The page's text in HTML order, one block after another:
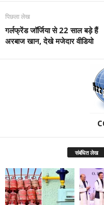
पिछला लेख
गर्लफ्रेंड जॉर्जिया से 22 साल बड़े हैं
अरबाज खान, देखे मजेदार वीडियो
संबंधित लेख